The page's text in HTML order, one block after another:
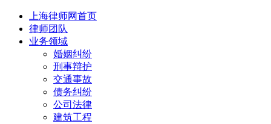
上海律师网首页
律师团队
业务领域
婚姻纠纷
刑事辩护
交通事故
债务纠纷
公司法律
建筑工程